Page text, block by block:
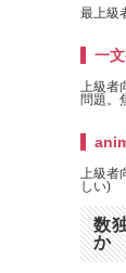
最上級
一
上級者
問題。
上級者
しい)
数
か